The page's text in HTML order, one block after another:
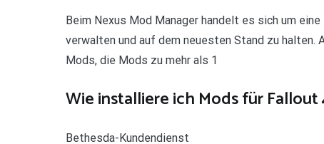
Beim Nexus Mod Manager handelt es sich um
verwalten und auf dem neuesten Stand zu halten.
Mods, die Mods zu mehr als 1
Wie installiere ich Mods für Fallout
Bethesda-Kundendienst